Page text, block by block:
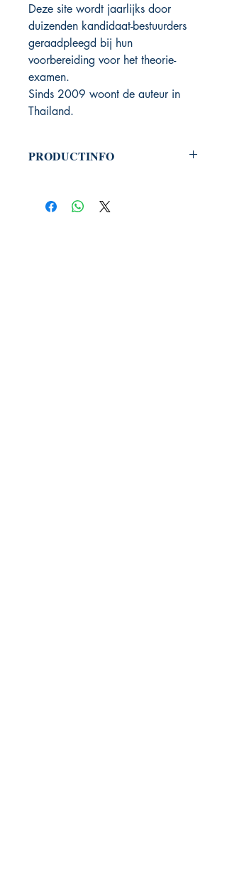
Deze site wordt jaarlijks door
duizenden kandidaat-bestuurders
geraadpleegd bij hun
voorbereiding voor het theorie-
examen.
Sinds 2009 woont de auteur in
Thailand.
PRODUCTINFO
Auteur: Eugeen Van Aerschot
Uitgeverij Phoenix Books